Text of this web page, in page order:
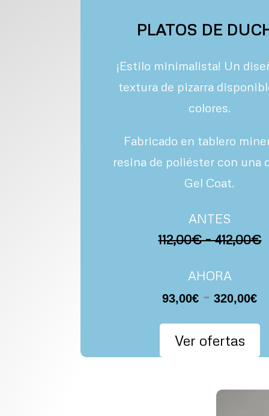
PLATOS DE
¡Estilo minimalista! Un
textura de pizarra
colores.
Fabricado en tablero
resina de poliéster con una
Gel Coat.
ANTES
112,00€ – 412,00€
AHORA
93,00€ - 320,00€
Ver ofertas